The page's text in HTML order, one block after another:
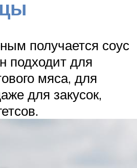
получается соус
подходит для
мяса, для
для закусок,